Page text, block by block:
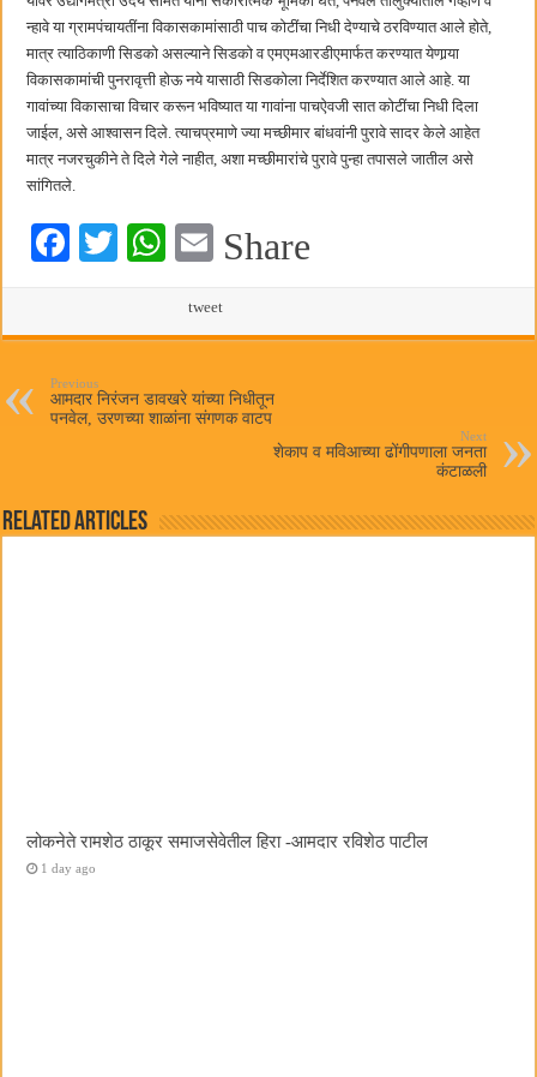
न्हावे या ग्रामपंचायतींना विकासकामांसाठी पाच कोटींचा निधी देण्याचे ठरविण्यात आले होते,
मात्र त्याठिकाणी सिडको असल्याने सिडको व एमएमआरडीएमार्फत करण्यात येणार्‍या
विकासकामांची पुनरावृत्ती होऊ नये यासाठी सिडकोला निर्देशित करण्यात आले आहे. या
गावांच्या विकासाचा विचार करून भविष्यात या गावांना पाचऐवजी सात कोटींचा निधी दिला
जाईल, असे आश्वासन दिले. त्याचप्रमाणे ज्या मच्छीमार बांधवांनी पुरावे सादर केले आहेत
मात्र नजरचुकीने ते दिले गेले नाहीत, अशा मच्छीमारांचे पुरावे पुन्हा तपासले जातील असे
सांगितले.
Fa T
W
ts
pp
E
ail
Share
tweet
Previous
आमदार निरंजन डावखरे यांच्या निधीतून
पनवेल, उरणच्या शाळांना संगणक वाटप
Next
शेकाप व मविआच्या ढोंगीपणाला जनता
कंटाळली
Related Articles
लोकनेते रामशेठ ठाकूर समाजसेवेतील हिरा -आमदार रविशेठ पाटील
1 day ago